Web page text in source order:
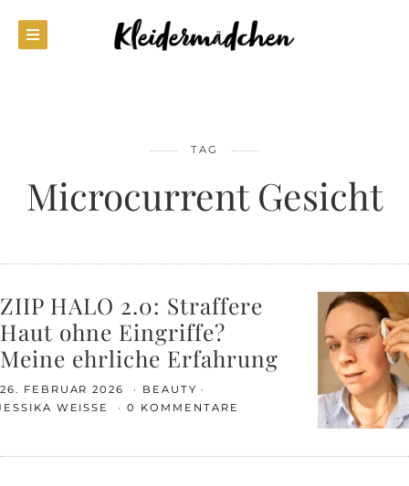
TAG
Microcurrent Gesicht
ZIIP HALO 2.0: Straffere
Haut ohne Eingriffe?
Meine ehrliche Erfahrung
26. FEBRUAR 2026
BEAUTY
WEISSE
0 KOMMENTARE